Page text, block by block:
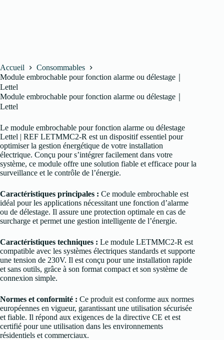
Accueil
Consommables
Module embrochable pour fonction alarme ou délestage｜
Lettel
Module embrochable pour fonction alarme ou délestage｜
Lettel
Le module embrochable pour fonction alarme ou délestage
Lettel | REF LETMMC2-R est un dispositif essentiel pour
optimiser la gestion énergétique de votre installation
électrique. Conçu pour s’intégrer facilement dans votre
système, ce module offre une solution fiable et efficace pour la
surveillance et le contrôle de l’énergie.
Caractéristiques principales : Ce module embrochable est
idéal pour les applications nécessitant une fonction d’alarme
ou de délestage. Il assure une protection optimale en cas de
surcharge et permet une gestion intelligente de l’énergie.
Caractéristiques techniques : Le module LETMMC2-R est
compatible avec les systèmes électriques standards et supporte
une tension de 230V. Il est conçu pour une installation rapide
et sans outils, grâce à son format compact et son système de
connexion simple.
Normes et conformité : Ce produit est conforme aux normes
européennes en vigueur, garantissant une utilisation sécurisée
et fiable. Il répond aux exigences de la directive CE et est
certifié pour une utilisation dans les environnements
résidentiels et commerciaux.